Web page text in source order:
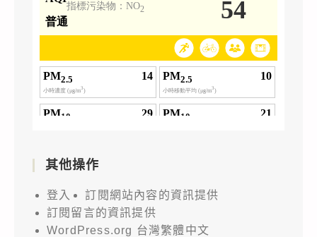
其他操作
登入
訂閱網站內容的資訊提供
訂閱留言的資訊提供
WordPress.org 台灣繁體中文